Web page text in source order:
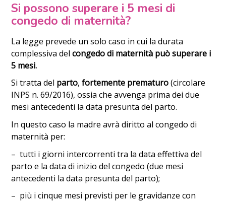
Si possono superare i 5 mesi di
congedo di maternità?
La legge prevede un solo caso in cui la durata
complessiva delcongedo di maternità può superare i
5 mesi.
Si tratta del parto,fortemente prematuro(circolare
INPS n. 69/2016), ossia che avvenga prima dei due
mesi antecedenti la data presunta del parto.
In questo caso la madre avrà diritto al congedo di
maternità per:
– tutti i giorni intercorrenti tra la data effettiva del
parto e la data di inizio del congedo (due mesi
antecedenti la data presunta del parto);
– più i cinque mesi previsti per le gravidanze con